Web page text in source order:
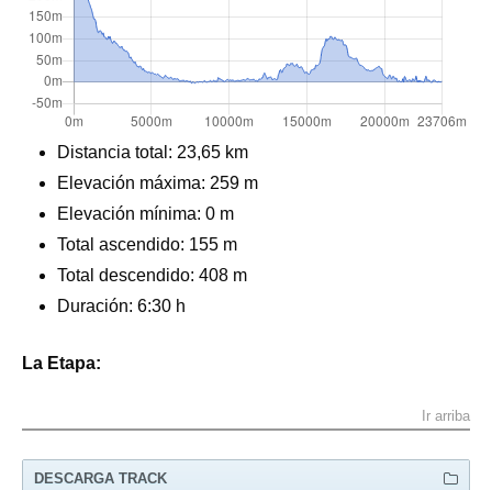
Distancia total: 23,65 km
Elevación máxima: 259 m
Elevación mínima: 0 m
Total ascendido: 155 m
Total descendido: 408 m
Duración: 6:30 h
La Etapa:
Ir arriba
DESCARGA TRACK